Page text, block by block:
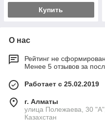
Купить
О нас
Рейтинг не сформирован
Менее 5 отзывов за
Работает с 25.02.2019
г. Алматы
улица Полежаева, 30
Казахстан